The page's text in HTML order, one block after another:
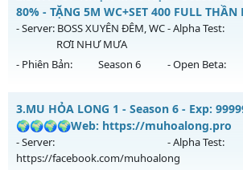
Mu mới ra tháng 08 2026 - Mở máy chủ
ngày 09/08/2626
Exp: 2000x - Drop: 100%
Thể loại: Mu Nguyên bản Webzen
Antihack: sharkguard
80% - TẶNG 5M WC+SET 400 FULL THẦN
- Server: BOSS XUYÊN ĐÊM, WC
RƠI NHƯ MƯA
- Alpha Test:
- Phiên Bản: Season 6 - Open Beta:
ĐUA TOP NHẬN MỐC NẠP - TẶNG 5M
THẦN FREE
Mu mới ra tháng 07 2026 - Mở máy chủ
WC RƠI NHƯ MƯAvào 13h ngày 29/07/
3.MU HỎA LONG 1 - Season 6 - Exp:
🌍🌍🌍🌍Web: https://muhoalong.pro
- Server:
https://facebook.com/muhoalong
- Alpha Test: